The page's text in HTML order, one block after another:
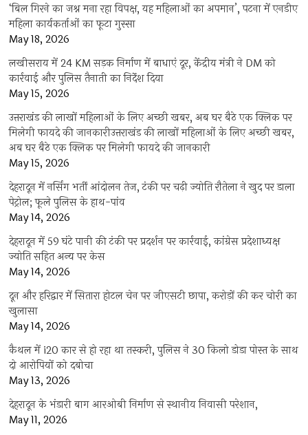
‘बिल गिरने का जश्न मना रहा विपक्ष, यह महिलाओं का अपमान’, पटना में एनडीए
महिला कार्यकर्ताओं का फूटा गुस्सा
May 18, 2026
लखीसराय में 24 KM सड़क निर्माण में बाधाएं दूर, केंद्रीय मंत्री ने DM को
कार्रवाई और पुलिस तैनाती का निर्देश दिया
May 15, 2026
उत्तराखंड की लाखों महिलाओं के लिए अच्छी खबर, अब घर बैठे एक क्लिक पर
मिलेगी फायदे की जानकारीउत्तराखंड की लाखों महिलाओं के लिए अच्छी खबर,
अब घर बैठे एक क्लिक पर मिलेगी फायदे की जानकारी
May 15, 2026
देहरादून में नर्सिंग भर्ती आंदोलन तेज, टंकी पर चढ़ी ज्योति रौतेला ने खुद पर डाला
पेट्रोल; फूले पुलिस के हाथ-पांव
May 14, 2026
देहरादून में 59 घंटे पानी की टंकी पर प्रदर्शन पर कार्रवाई, कांग्रेस प्रदेशाध्यक्ष
ज्योति सहित अन्य पर केस
May 14, 2026
दून और हरिद्वार में सितारा होटल चेन पर जीएसटी छापा, करोड़ों की कर चोरी का
खुलासा
May 14, 2026
कैथल में i20 कार से हो रहा था तस्करी, पुलिस ने 30 किलो डोडा पोस्त के साथ
दो आरोपियों को दबोचा
May 13, 2026
देहरादून के भंडारी बाग आरओबी निर्माण से स्थानीय निवासी परेशान,
May 11, 2026